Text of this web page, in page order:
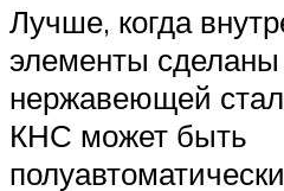
Лучше, когда
элементы сделаны
нержавеющей
КНС может быть